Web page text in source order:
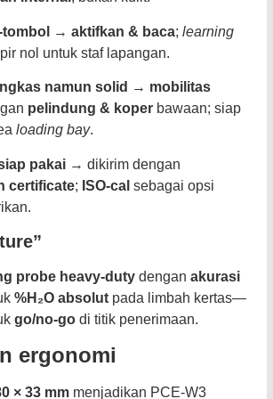
→ aktifkan & baca; learning
nol untuk staf lapangan.
namun solid → mobilitas
pelindung & koper bawaan; siap
loading bay.
pakai → dikirim dengan
certificate; ISO-cal sebagai opsi
probe heavy-duty dengan akurasi
%H₂O absolut pada limbah kertas—
go/no-go di titik penerimaan.
ergonomi
× 33 mm menjadikan PCE-W3